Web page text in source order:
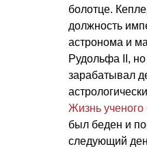
болотце.
должность
астронома и
Рудольфа II,
зарабатывал
Жизнь ученого
был беден и
следующий